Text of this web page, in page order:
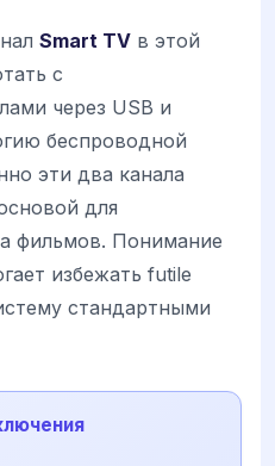
Smart TV в этой
с
через USB и
беспроводной
эти два канала
для
фильмов. Понимание
избежать futile
стандартными